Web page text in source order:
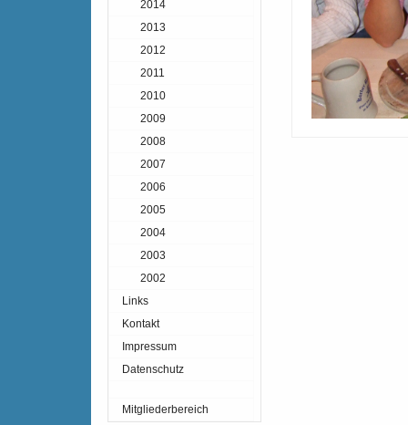
2014
2013
2012
2011
2010
2009
2008
2007
2006
2005
2004
2003
2002
Links
Kontakt
Impressum
Datenschutz
Mitgliederbereich